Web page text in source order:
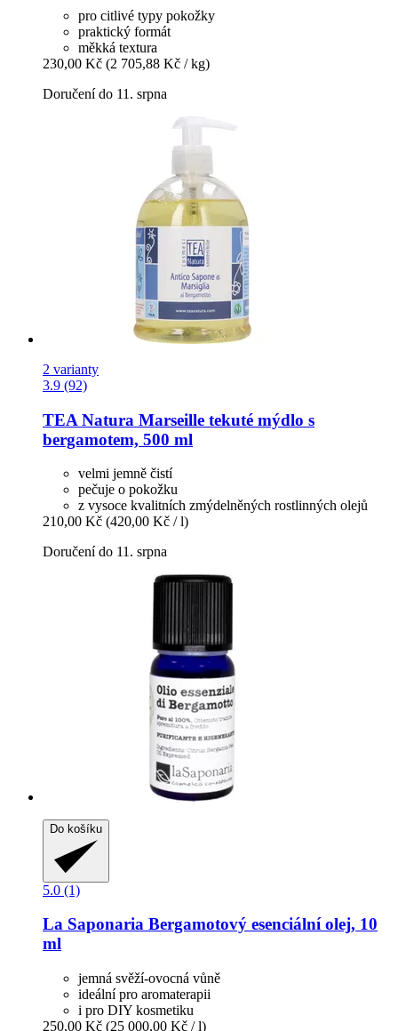
pro citlivé typy pokožky
praktický formát
měkká textura
230,00 Kč (2 705,88 Kč / kg)
Doručení do 11. srpna
2 varianty
3.9 (92)
TEA Natura Marseille tekuté mýdlo s
bergamotem, 500 ml
velmi jemně čistí
pečuje o pokožku
z vysoce kvalitních zmýdelněných rostlinných olejů
210,00 Kč (420,00 Kč / l)
Doručení do 11. srpna
Do košíku
5.0 (1)
La Saponaria Bergamotový esenciální olej, 10
ml
jemná svěží-ovocná vůně
ideální pro aromaterapii
i pro DIY kosmetiku
250,00 Kč (25 000,00 Kč / l)